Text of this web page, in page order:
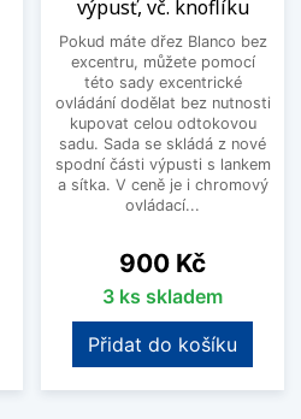
výpusť, vč. knoflíku
Pokud máte dřez Blanco bez
excentru, můžete pomocí
této sady excentrické
ovládání dodělat bez nutnosti
kupovat celou odtokovou
sadu. Sada se skládá z nové
spodní části výpusti s lankem
a sítka. V ceně je i chromový
ovládací...
Cena
900 Kč
3 ks skladem
Přidat do košíku